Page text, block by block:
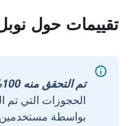
تقييمات حول
تم التحقق منه 100%
الحجوزات التي تم